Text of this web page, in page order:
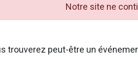
Notre site ne
trouverez peut-être un